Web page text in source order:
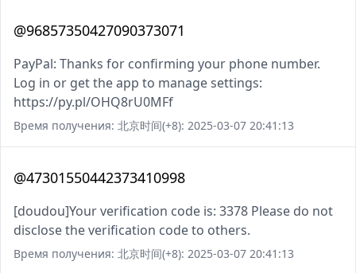
@96857350427090373071
PayPal: Thanks for confirming your phone number.
Log in or get the app to manage settings:
https://py.pl/OHQ8rU0MFf
Время получения: 北京时间(+8): 2025-03-07 20:41:13
@47301550442373410998
[doudou]Your verification code is: 3378 Please do not
disclose the verification code to others.
Время получения: 北京时间(+8): 2025-03-07 20:41:13